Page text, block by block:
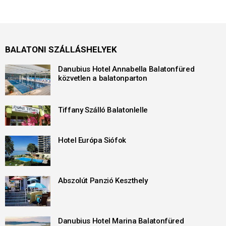
BALATONI SZÁLLÁSHELYEK
Danubius Hotel Annabella Balatonfüred
közvetlen a balatonparton
Tiffany Szálló Balatonlelle
Hotel Európa Siófok
Abszolút Panzió Keszthely
Danubius Hotel Marina Balatonfüred